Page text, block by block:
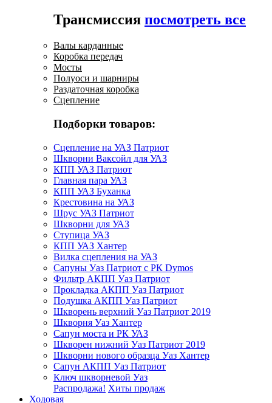
Трансмиссия посмотреть все
Валы карданные
Коробка передач
Мосты
Полуоси и шарниры
Раздаточная коробка
Сцепление
Подборки товаров:
Сцепление на УАЗ Патриот
Шкворни Ваксойл для УАЗ
КПП УАЗ Патриот
Главная пара УАЗ
КПП УАЗ Буханка
Крестовина на УАЗ
Шрус УАЗ Патриот
Шкворни для УАЗ
Ступица УАЗ
КПП УАЗ Хантер
Вилка сцепления на УАЗ
Сапуны Уаз Патриот с РК Dymos
Фильтр АКПП Уаз Патриот
Прокладка АКПП Уаз Патриот
Подушка АКПП Уаз Патриот
Шкворень верхний Уаз Патриот 2019
Шкворня Уаз Хантер
Сапун моста и РК УАЗ
Шкворен нижний Уаз Патриот 2019
Шкворни нового образца Уаз Хантер
Сапун АКПП Уаз Патриот
Ключ шкворневой Уаз
Распродажа! Хиты продаж
Ходовая